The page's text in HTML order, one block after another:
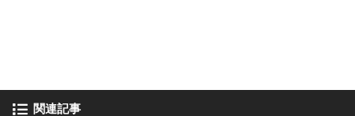
関連記事